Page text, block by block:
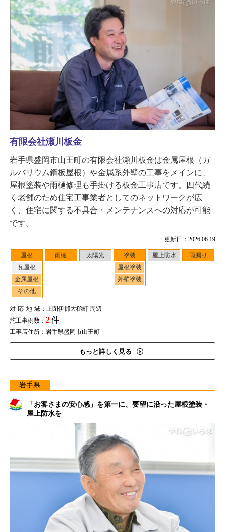
更新日：2026.06.19
屋根
瓦屋根
金属屋根
その他
雨樋 太陽光
塗装
屋根塗装
外壁塗装
屋上防水 雨漏り
対応地域：上閉伊郡大槌町 周辺
施工事例数： 2件
工事店住所：岩手県盛岡市山王町
もっと詳しく見る
有限会社瀬川板金
岩手県盛岡市山王町の有限会社瀬川板金は金属屋根（ガ
ルバリウム鋼板屋根）や金属系外壁の工事をメインに、
屋根塗装や雨樋修理も手掛ける板金工事店です。四代続
く老舗のため住宅工事業者としてのネットワークが広
く、住宅に関する不具合・メンテナンスへの対応が可能
です。
岩手県
「お客さまの安心感」を第一に、要望に沿った屋根塗装・
屋上防水を